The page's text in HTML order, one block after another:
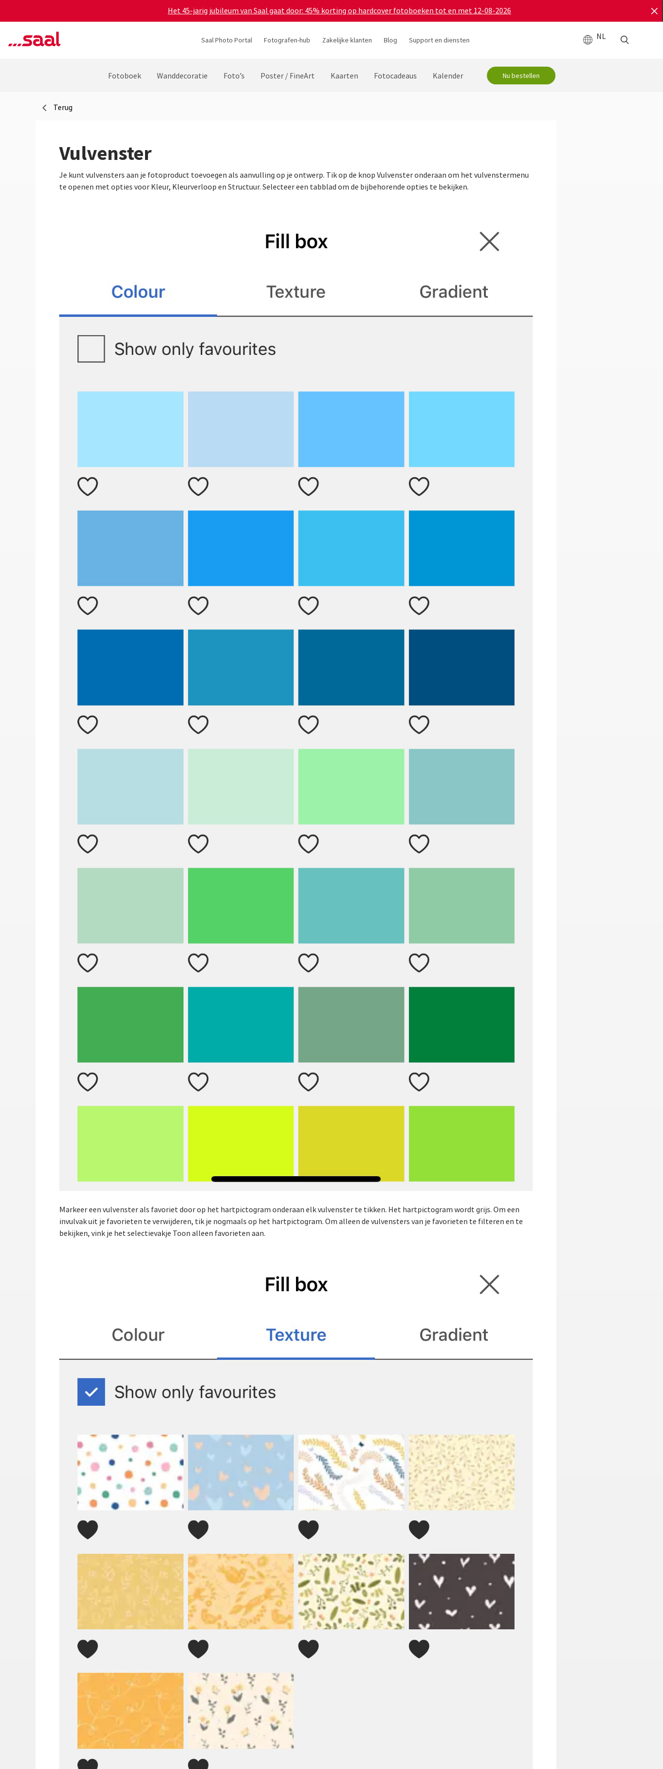
Het 45-jarig jubileum van Saal gaat door: 45% korting op hardcover fotoboeken tot en met 12-08-2026
Saal Photo Portal Fotografen-hub Zakelijke klanten Blog Support en diensten NL
Fotoboek Wanddecoratie Foto’s Poster / FineArt Kaarten Fotocadeaus Kalender Nu bestellen
Terug
Vulvenster
Je kunt vulvensters aan je fotoproduct toevoegen als aanvulling op je ontwerp. Tik op de knop Vul­ven­ster onderaan om het vulvenstermenu
te openen met opties voor Kleur, Kleurverloop en Structuur. Selecteer een tabblad om de bijbehorende opties te bekijken.
Markeer een vulvenster als favoriet door op het hartpictogram onderaan elk vulvenster te tikken. Het hartpictogram wordt grijs. Om een
invulvak uit je favorieten te verwijderen, tik je nogmaals op het hartpictogram. Om alleen de vulvensters van je favorieten te filteren en te
bekijken, vink je het selectievakje Toon alleen favorieten aan.